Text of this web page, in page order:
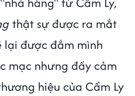
thật sự được ra mắt
lại được đắm mình
mạc nhưng đầy cảm
hiệu của Cẩm Ly